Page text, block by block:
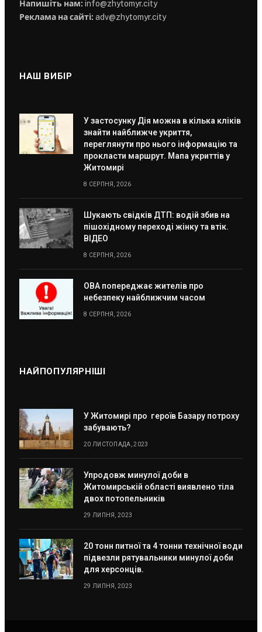
Напишіть нам: info@zhytomyr.city
Реклама на сайті: adv@zhytomyr.city
НАШ ВИБІР
У застосунку Дія можна в кілька кліків
знайти найближче укриття,
переглянути про нього інформацію та
прокласти маршрут. Мапа укриттів у
Житомирі
8 СЕРПНЯ, 2026
Шукають свідків ДТП: водій збив на
пішохідному переході жінку та втік.
ВІДЕО
8 СЕРПНЯ, 2026
ОВА попереджає жителів про
небезпеку найближчим часом
8 СЕРПНЯ, 2026
НАЙПОПУЛЯРНІШІ
У Житомирі про героїв Базару потроху
забувають?
20 ЛИСТОПАДА, 2023
Упродовж минулої доби в
Житомирській області виявлено тіла
двох потопельників
29 ЛИПНЯ, 2023
20 тонн питної та 4 тонни технічної води
підвезли рятувальники минулої доби
для херсонців.
29 ЛИПНЯ, 2023